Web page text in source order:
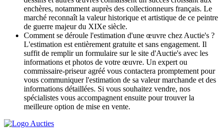
enchères, notamment auprès des collectionneurs français. Le
marché reconnaît la valeur historique et artistique de ce peintre
de guerre majeur du XIXe siècle.
Comment se déroule l'estimation d'une œuvre chez Auctie's ?
L'estimation est entièrement gratuite et sans engagement. Il
suffit de remplir un formulaire sur le site d'Auctie's avec les
informations et photos de votre œuvre. Un expert ou
commissaire-priseur agréé vous contactera promptement pour
vous communiquer l'estimation de sa valeur marchande et des
informations détaillées. Si vous souhaitez vendre, nos
spécialistes vous accompagnent ensuite pour trouver la
meilleure option de mise en vente.